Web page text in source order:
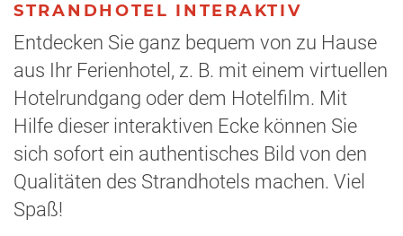
STRANDHOTEL INTERAKTIV
Entdecken Sie ganz bequem von zu Hause
aus Ihr Ferienhotel, z. B. mit einem virtuellen
Hotelrundgang oder dem Hotelfilm. Mit
Hilfe dieser interaktiven Ecke können Sie
sich sofort ein authentisches Bild von den
Qualitäten des Strandhotels machen. Viel
Spaß!